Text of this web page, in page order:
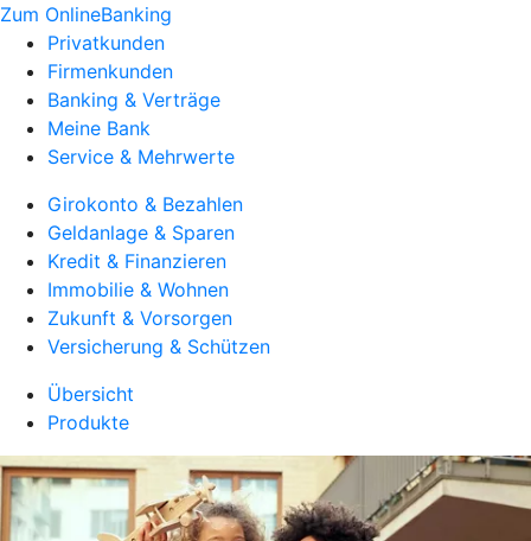
Zum OnlineBanking
Privatkunden
Firmenkunden
Banking & Verträge
Meine Bank
Service & Mehrwerte
Girokonto & Bezahlen
Geldanlage & Sparen
Kredit & Finanzieren
Immobilie & Wohnen
Zukunft & Vorsorgen
Versicherung & Schützen
Übersicht
Produkte